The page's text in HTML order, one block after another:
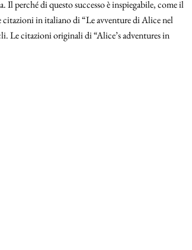
perché di questo successo è inspiegabile, come il
in italiano di “Le avventure di Alice nel
Le citazioni originali di “Alice’s adventures in